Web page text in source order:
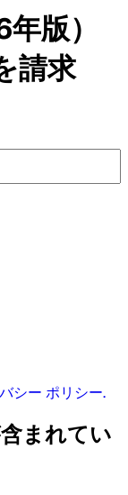
版）
請求
シー ポリシー.
まれてい